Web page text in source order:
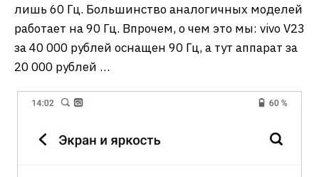
лишь 60 Гц. Большинство аналогичных моделей
работает на 90 Гц. Впрочем, о чем это мы: vivo V23
за 40 000 рублей оснащен 90 Гц, а тут аппарат за
20 000 рублей …